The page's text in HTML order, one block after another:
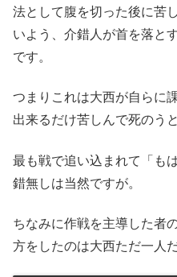
法として腹を切った後に苦
いよう、介錯人が首を落と
です。
つまりこれは大西が自らに課
出来るだけ苦しんで死のう
最も戦で追い込まれて「も
錯無しは当然ですが。
ちなみに作戦を主導した者
方をしたのは大西ただ一人